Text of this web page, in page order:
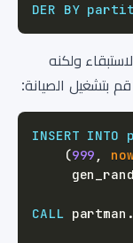
DER BY
ولكنه
بتشغيل الصيانة:
INSERT INTO
(999 ,
CALL partman .